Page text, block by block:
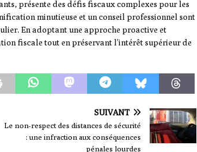
présente des défis fiscaux complexes pour les
minutieuse et un conseil professionnel sont
En adoptant une approche proactive et
fiscale tout en préservant l’intérêt supérieur de
SUIVANT
Le non-respect des distances de sécurité
: une infraction aux conséquences
pénales lourdes